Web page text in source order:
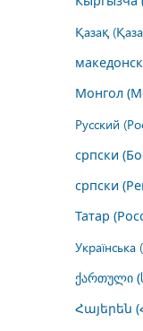
Қазақ
Монгол
Русский
српски
српски
Татар
Українська
ქართული
Հայերեն